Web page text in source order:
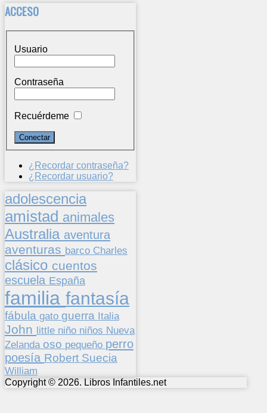
ACCESO
Usuario
Contraseña
Recuérdeme
¿Recordar contraseña?
¿Recordar usuario?
adolescencia
amistad animales
Australia aventura
aventuras barco Charles
clásico cuentos
escuela España
familia fantasía
fábula gato guerra Italia
John little niño niños Nueva
Zelanda oso pequeño perro
poesía Robert Suecia
William
Copyright © 2026. Libros Infantiles.net